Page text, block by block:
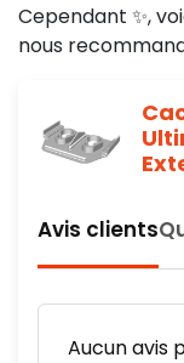
Cependant ✨,
nous
Avis clients
Aucun avis